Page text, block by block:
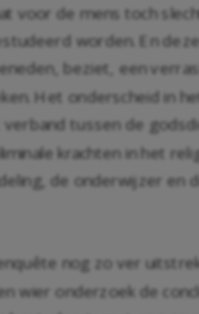
voor de mens toch
worden. En deze
beziet, een
Het onderscheid in
verband tussen de
krachten in het
de onderwijzer en
nog zo ver
wier onderzoek de